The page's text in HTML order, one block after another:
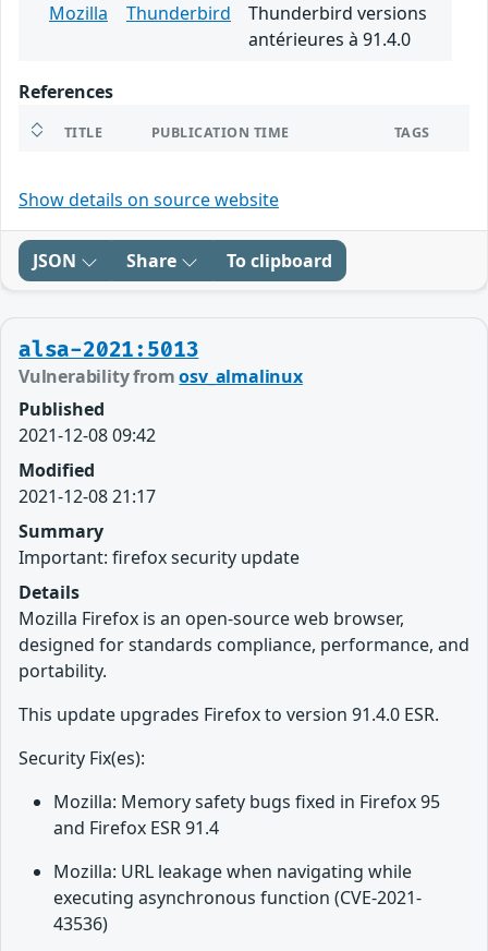
Mozilla Thunderbird
Thunderbird versions
antérieures à 91.4.0
References
TITLE PUBLICATION TIME TAGS
Show details on source website
JSON Share To clipboard
alsa-2021:5013
Vulnerability fromosv_almalinux
Published
2021-12-08 09:42
Modified
2021-12-08 21:17
Summary
Important: firefox security update
Details
Mozilla Firefox is an open-source web browser,
designed for standards compliance, performance, and
portability.
This update upgrades Firefox to version 91.4.0 ESR.
Security Fix(es):
Mozilla: Memory safety bugs fixed in Firefox 95
and Firefox ESR 91.4
Mozilla: URL leakage when navigating while
executing asynchronous function (CVE-2021-
43536)